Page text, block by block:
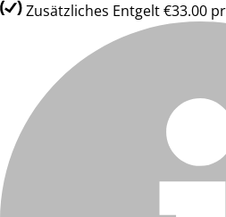
Zusätzliches Entgelt €33.00